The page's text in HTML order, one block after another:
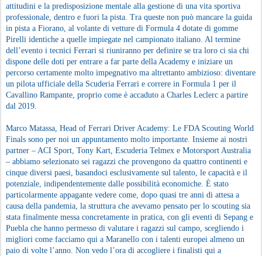
attitudini e la predisposizione mentale alla gestione di una vita sportiva
professionale, dentro e fuori la pista. Tra queste non può mancare la guida
in pista a Fiorano, al volante di vetture di Formula 4 dotate di gomme
Pirelli identiche a quelle impiegate nel campionato italiano. Al termine
dell’evento i tecnici Ferrari si riuniranno per definire se tra loro ci sia chi
dispone delle doti per entrare a far parte della Academy e iniziare un
percorso certamente molto impegnativo ma altrettanto ambizioso: diventare
un pilota ufficiale della Scuderia Ferrari e correre in Formula 1 per il
Cavallino Rampante, proprio come è accaduto a Charles Leclerc a partire
dal 2019.
Marco Matassa, Head of Ferrari Driver Academy: Le FDA Scouting World
Finals sono per noi un appuntamento molto importante. Insieme ai nostri
partner – ACI Sport, Tony Kart, Escuderia Telmex e Motorsport Australia
– abbiamo selezionato sei ragazzi che provengono da quattro continenti e
cinque diversi paesi, basandoci esclusivamente sul talento, le capacità e il
potenziale, indipendentemente dalle possibilità economiche. È stato
particolarmente appagante vedere come, dopo quasi tre anni di attesa a
causa della pandemia, la struttura che avevamo pensato per lo scouting sia
stata finalmente messa concretamente in pratica, con gli eventi di Sepang e
Puebla che hanno permesso di valutare i ragazzi sul campo, scegliendo i
migliori come facciamo qui a Maranello con i talenti europei almeno un
paio di volte l’anno. Non vedo l’ora di accogliere i finalisti qui a